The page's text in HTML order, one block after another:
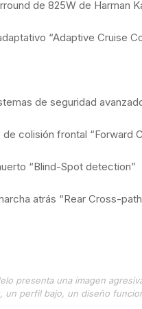
de 825W de Harman
“Adaptive Cruise
de seguridad
colisión frontal “Forward
“Blind-Spot detection”
atrás “Rear Cross-
presenta una imagen
un perfil bajo, un diseño